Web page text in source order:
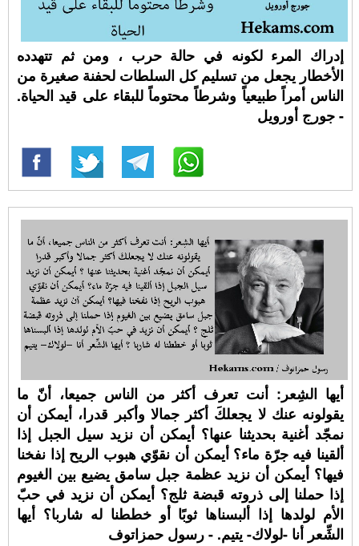
إدراك المرء لكونه في حالة حرب ، ومن ثم تتهدده
الأخطار يجعل من تسليم كل السلطات لحفنة صغيرة من
الناس أمراً طبيعياً وشرطاً محتوماً للبقاء على قيد الحياة.
- جورج أورويل
أيها الشِعر: أنت تعرف أكثر من الناس جميعا، أنّ ما
يقولونه عنك لا يجعلكَ أكثر جمالا وأكبر قدرا، أيمكن أن
نمجّد أغنية بحديثنا عنها؟ أيمكن أن نزيد سيل الجبل إذا
ألقينا فيه جرّة ماء؟ أيمكن أن نقوّي هبوب الريح إذا نفخنا
فيها؟ أيمكن أن نزيد عظمة جبل سامق يضيع بين الغيوم
إذا حملنا إلى ذروته قبضة ثلج؟ أيمكن أن نزيد في حبّ
الأم لولدها إذا ألبسناها ثوبًا أو خططنا له شاربا؟ أيها
الشِّعر أنا -لولاك- يتيم. - رسول حمزاتوف